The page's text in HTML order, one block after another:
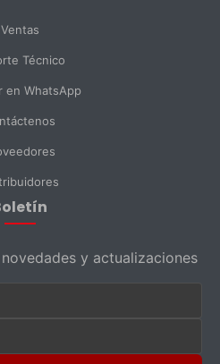
Ventas
Técnico
en WhatsApp
y actualizaciones